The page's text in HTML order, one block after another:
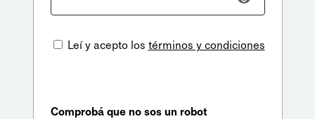
Leí y acepto los términos y condiciones
Comprobá que no sos un robot